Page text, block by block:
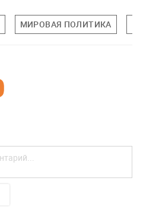
МИРОВАЯ ПОЛИТИКА